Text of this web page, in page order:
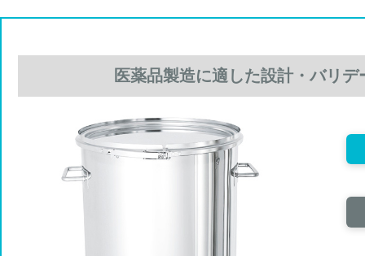
医薬品製造に適した設計・バリ